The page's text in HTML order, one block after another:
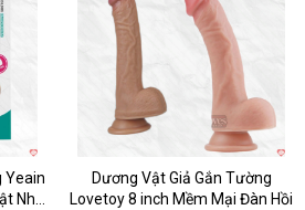
Yeain
Như
Dương Vật Giả Gắn Tường
Lovetoy 8 inch Mềm Mại Đàn Hồi